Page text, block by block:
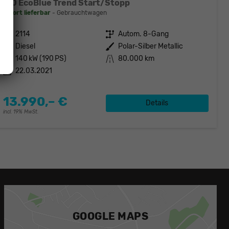
2.0 EcoBlue Trend Start/Stopp
sofort lieferbar Gebrauchtwagen
2114 Getriebe Autom. 8-Gang
Diesel Außenfarbe Polar-Silber Metallic
140 kW (190 PS) Kilometerstand 80.000 km
22.03.2021
13.990,– €
incl. 19% MwSt.
Details
GOOGLE MAPS